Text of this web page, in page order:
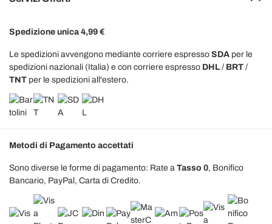
Spedizione unica 4,99 €
Le spedizioni avvengono mediante corriere espresso SDA per le
spedizioni nazionali (Italia) e con corriere espresso DHL / BRT /
TNT per le spedizioni all'estero.
Metodi di Pagamento accettati
Sono diverse le forme di pagamento: Rate a Tasso 0, Bonifico
Bancario, PayPal, Carta di Credito.